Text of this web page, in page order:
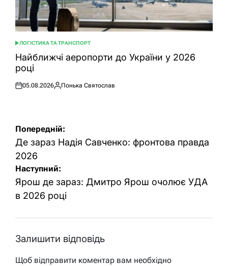
ОПУБЛІКУВАТИ
У
ЛОГІСТИКА ТА ТРАНСПОРТ
Найближчі аеропорти до України у 2026
році
Оприлюднено
05.08.2026
Опубліковано
Понька Святослав
Навігація
записів
Попередній:
Де зараз Надія Савченко: фронтова правда
2026
Наступний:
Ярош де зараз: Дмитро Ярош очолює УДА
в 2026 році
Залишити відповідь
Щоб відправити коментар вам необхідно